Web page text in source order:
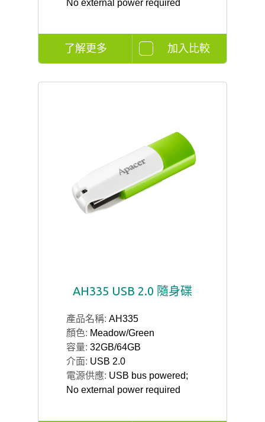
No external power required
了解更多 加入比較
AH335 USB 2.0 隨身碟
產品名稱: AH335
顏色: Meadow/Green
容量: 32GB/64GB
介面: USB 2.0
電源供應: USB bus powered;
No external power required